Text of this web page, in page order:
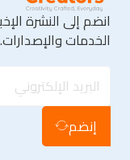
انضم إلى النشرة
الخدمات والإصدارات.
إنضم